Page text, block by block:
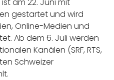
gestartet und wird
Online-Medien und
Ab dem 6. Juli werden
Kanälen (SRF, RTS,
Schweizer